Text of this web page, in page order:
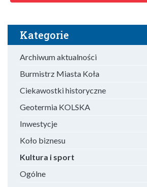
Kategorie
Archiwum aktualności
Burmistrz Miasta Koła
Ciekawostki historyczne
Geotermia KOLSKA
Inwestycje
Koło biznesu
Kultura i sport
Ogólne